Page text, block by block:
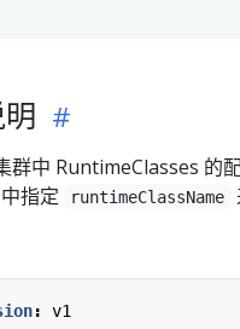
群中 RuntimeClasses 的
指定
runtimeClassName
:
v1